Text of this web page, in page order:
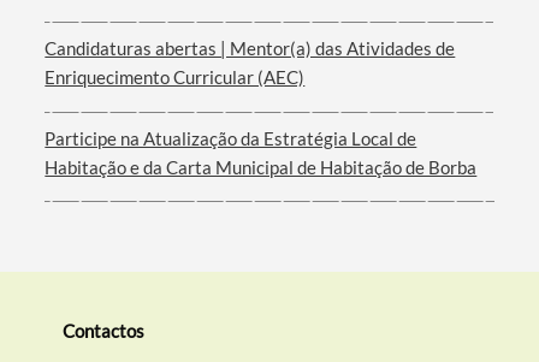
Filtros
Candidaturas abertas | Mentor(a) das Atividades de
Enriquecimento Curricular (AEC)
Participe na Atualização da Estratégia Local de
Habitação e da Carta Municipal de Habitação de Borba
Contactos